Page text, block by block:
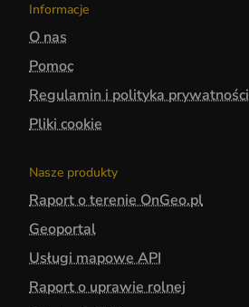
Informacje
O nas
Pomoc
Regulamin i polityka prywatności
Pliki cookie
Nasze produkty
Raport o terenie OnGeo.pl
Geoportal
Usługi mapowe API
Raport o uprawie rolnej